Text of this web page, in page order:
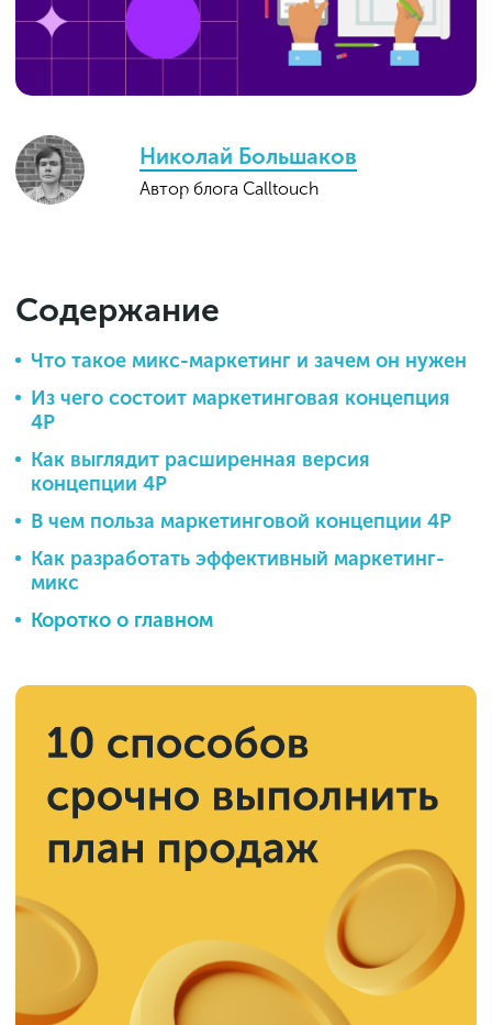
Николай Большаков
Автор блога Calltouch
Содержание
Что такое микс-маркетинг и зачем он нужен
Из чего состоит маркетинговая концепция
4P
Как выглядит расширенная версия
концепции 4P
В чем польза маркетинговой концепции 4P
Как разработать эффективный маркетинг-
микс
Коротко о главном